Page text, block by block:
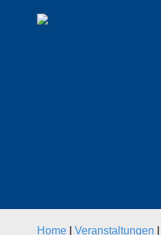
Home| Veranstaltungen